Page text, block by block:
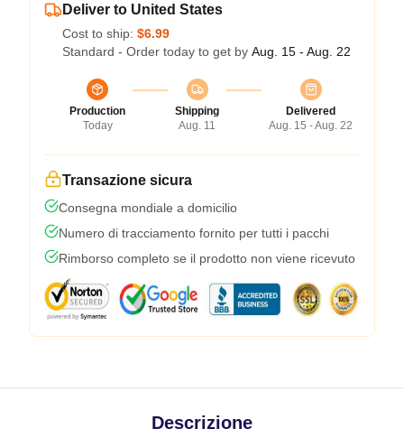
Deliver to United States
Cost to ship: $6.99
Standard - Order today to get by Aug. 15 - Aug. 22
Production
Today
Shipping
Aug. 11
Delivered
Aug. 15 - Aug. 22
Transazione sicura
Consegna mondiale a domicilio
Numero di tracciamento fornito per tutti i pacchi
Rimborso completo se il prodotto non viene ricevuto
Descrizione